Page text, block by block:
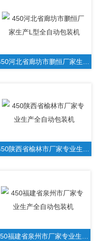
450河北省廊坊市鹏恒厂家生产L型全自动包装机
450陕西省榆林市厂家专业生产全自动包装机
450福建省泉州市厂家专业生产全自动包装机